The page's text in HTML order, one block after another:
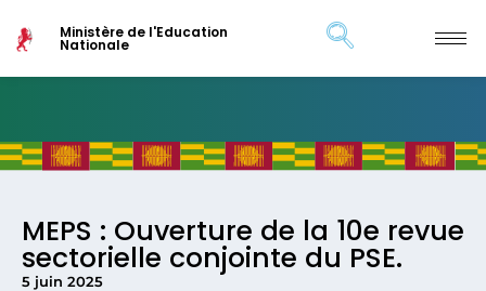
Ministère de l'Education
Nationale
MEPS : Ouverture de la 10e revue
sectorielle conjointe du PSE.
5 juin 2025